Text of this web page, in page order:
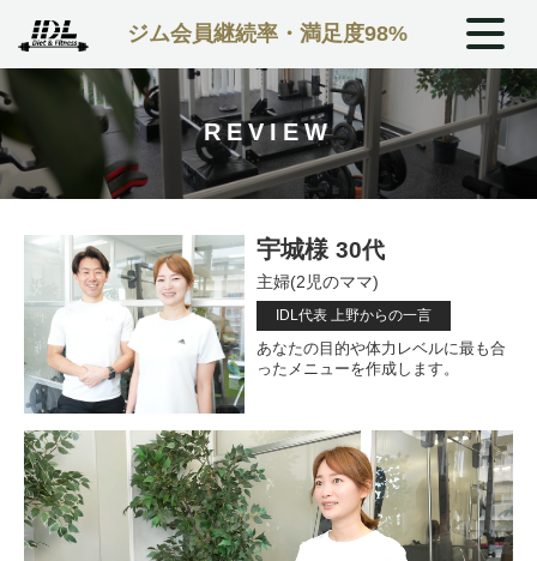
ジム会員継続率・満足度98%
REVIEW
宇城様 30代
主婦(2児のママ)
IDL代表 上野からの一言
あなたの目的や体力レベルに最も合
ったメニューを作成します。